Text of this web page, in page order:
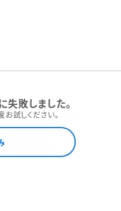
敗しました。
試しください。